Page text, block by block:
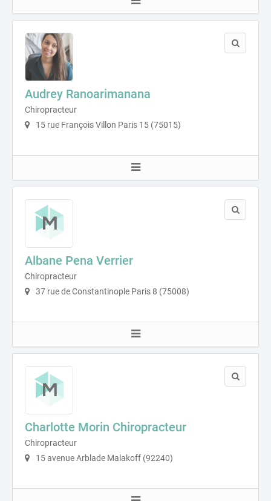
Audrey Ranoarimanana
Chiropracteur
15 rue François Villon Paris 15 (75015)
Albane Pena Verrier
Chiropracteur
37 rue de Constantinople Paris 8 (75008)
Charlotte Morin Chiropracteur
Chiropracteur
15 avenue Arblade Malakoff (92240)